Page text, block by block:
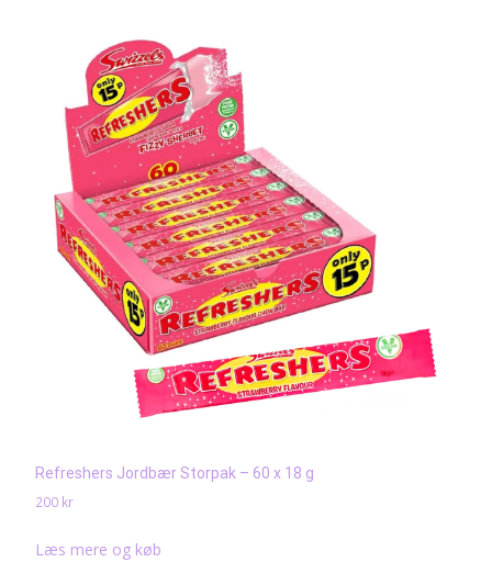
Refreshers Jordbær Storpak – 60 x 18 g
200 kr
Læs mere og køb